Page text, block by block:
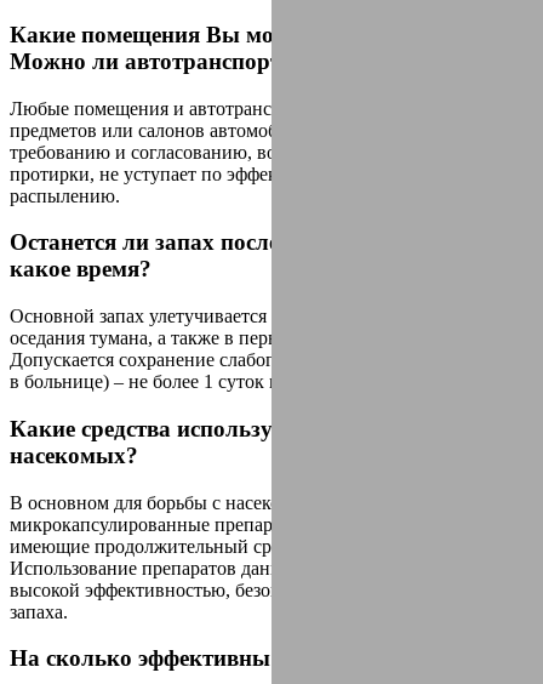
Какие помещения Вы можете дезинфицировать?
Можно ли автотранспорт?
Любые помещения и автотранспорт. Для помещений,
предметов или салонов автомобилей класса люкс, по
требованию и согласованию, возможна дезинфекция методом
протирки, не уступает по эффективности аэрозольному
распылению.
Останется ли запах после оказания услуги? На
какое время?
Основной запах улетучивается в период экспозиции и
оседания тумана, а также в первые 15 минут проветривания.
Допускается сохранение слабого незначительного запаха (как
в больнице) – не более 1 суток после обработки.
Какие средства используются для уничтожения
насекомых?
В основном для борьбы с насекомыми используются
микрокапсулированные препараты контактного действия,
имеющие продолжительный срок остаточного воздействия.
Использование препаратов данного типа обусловлено
высокой эффективностью, безопасностью и отсутствием
запаха.
На сколько эффективны применяемые средства?